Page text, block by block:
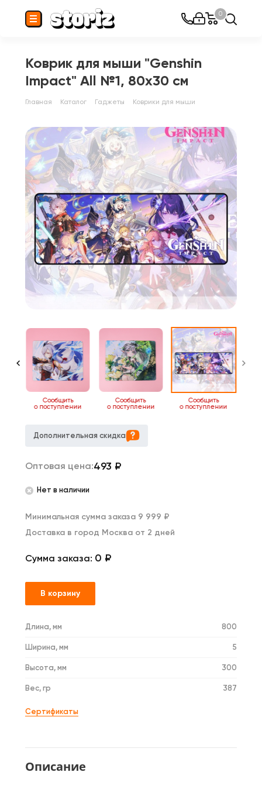
0
Коврик для мыши "Genshin
Impact" All №1, 80x30 см
Главная Каталог Гаджеты Коврики для мыши
Сообщить
о поступлении
Сообщить
о поступлении
Сообщить
о поступлении
Дополнительная скидка
Оптовая цена:493 ₽
Нет в наличии
Минимальная сумма заказа 9 999 ₽
Доставка в город Москва от 2 дней
Сумма заказа: 0 ₽
В корзину
Длина, мм 800
Ширина, мм 5
Высота, мм 300
Вес, гр 387
Сертификаты
Описание